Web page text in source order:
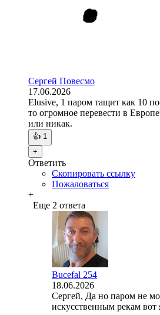
Сергей Повесмо
17.06.2026
Elusive, 1 паром тащит как 10
то огромное перевести в
или никак.
👍 1
+
Ответить
Скопировать ссылку
Пожаловаться
+
Еще 2 ответа
Bucefal 254
18.06.2026
Сергей, Да но паром не
искусственным рекам вот